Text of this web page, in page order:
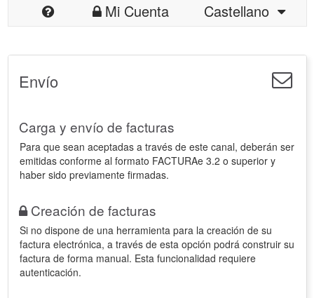
Mi Cuenta
Castellano
Envío
Carga y envío de facturas
Para que sean aceptadas a través de este canal, deberán ser
emitidas conforme al formato FACTURAe 3.2 o superior y
haber sido previamente firmadas.
Creación de facturas
Si no dispone de una herramienta para la creación de su
factura electrónica, a través de esta opción podrá construir su
factura de forma manual. Esta funcionalidad requiere
autenticación.